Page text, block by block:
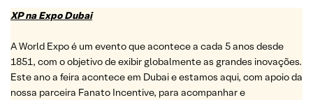
XP na Expo Dubai
A World Expo é um evento que acontece a cada 5 anos desde
1851, com o objetivo de exibir globalmente as grandes inovações.
Este ano a feira acontece em Dubai e estamos aqui, com apoio da
nossa parceira Fanato Incentive, para acompanhar e